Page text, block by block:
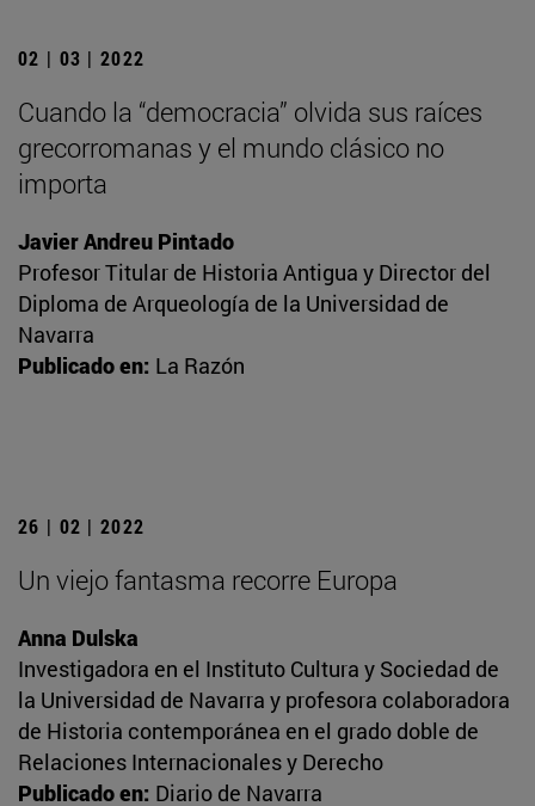
02 | 03 | 2022
Cuando la “democracia” olvida sus raíces
grecorromanas y el mundo clásico no
importa
Javier Andreu Pintado
Profesor Titular de Historia Antigua y Director del
Diploma de Arqueología de la Universidad de
Navarra
Publicado en: La Razón
26 | 02 | 2022
Un viejo fantasma recorre Europa
Anna Dulska
Investigadora en el Instituto Cultura y Sociedad de
la Universidad de Navarra y profesora colaboradora
de Historia contemporánea en el grado doble de
Relaciones Internacionales y Derecho
Publicado en: Diario de Navarra